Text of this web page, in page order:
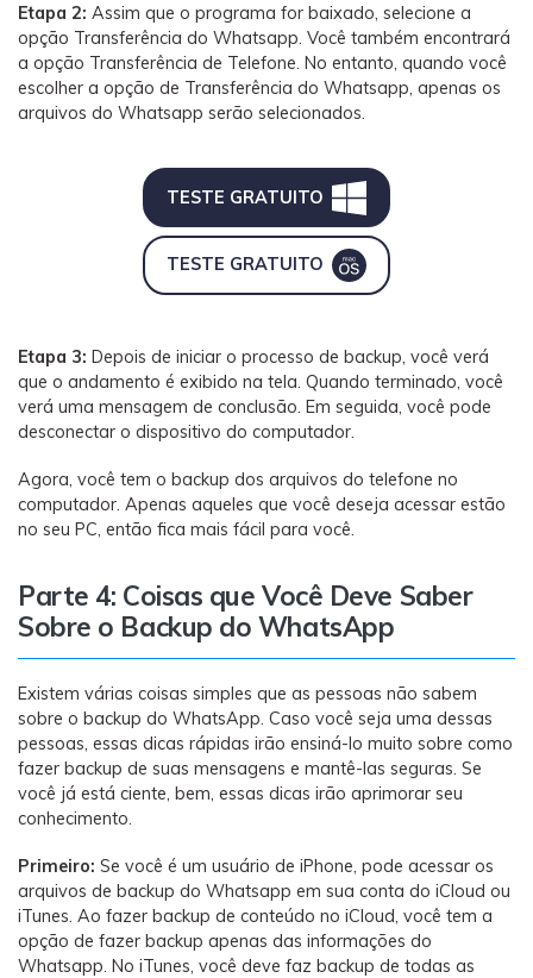
Etapa 2: Assim que o programa for baixado, selecione a
opção Transferência do Whatsapp. Você também encontrará
a opção Transferência de Telefone. No entanto, quando você
escolher a opção de Transferência do Whatsapp, apenas os
arquivos do Whatsapp serão selecionados.
TESTE GRATUITO
TESTE GRATUITO
Etapa 3: Depois de iniciar o processo de backup, você verá
que o andamento é exibido na tela. Quando terminado, você
verá uma mensagem de conclusão. Em seguida, você pode
desconectar o dispositivo do computador.
Agora, você tem o backup dos arquivos do telefone no
computador. Apenas aqueles que você deseja acessar estão
no seu PC, então fica mais fácil para você.
Parte 4: Coisas que Você Deve Saber
Sobre o Backup do WhatsApp
Existem várias coisas simples que as pessoas não sabem
sobre o backup do WhatsApp. Caso você seja uma dessas
pessoas, essas dicas rápidas irão ensiná-lo muito sobre como
fazer backup de suas mensagens e mantê-las seguras. Se
você já está ciente, bem, essas dicas irão aprimorar seu
conhecimento.
Primeiro: Se você é um usuário de iPhone, pode acessar os
arquivos de backup do Whatsapp em sua conta do iCloud ou
iTunes. Ao fazer backup de conteúdo no iCloud, você tem a
opção de fazer backup apenas das informações do
Whatsapp. No iTunes, você deve faz backup de todas as